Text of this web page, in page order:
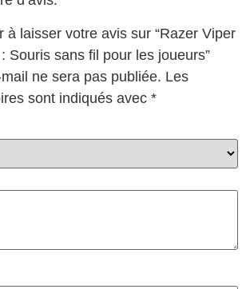
à laisser votre avis sur “Razer Viper
Souris sans fil pour les joueurs”
ne sera pas publiée. Les
sont indiqués avec *